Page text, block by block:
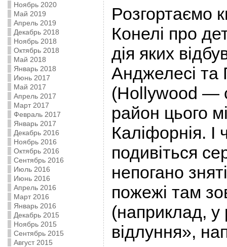
Ноябрь 2020
Май 2019
Апрель 2019
Декабрь 2018
Ноябрь 2018
Октябрь 2018
Май 2018
Январь 2018
Июнь 2017
Май 2017
Апрель 2017
Март 2017
Февраль 2017
Январь 2017
Декабрь 2016
Ноябрь 2016
Октябрь 2016
Сентябрь 2016
Июль 2016
Июнь 2016
Апрель 2016
Март 2016
Январь 2016
Декабрь 2015
Ноябрь 2015
Сентябрь 2015
Август 2015
Розгортаємо
Конелі про
дія яких
Анджелесі та
(Hollywood —
район цього
Каліфорнія. І
подивіться
непогано
пожежі там
(наприклад,
відлуння»,